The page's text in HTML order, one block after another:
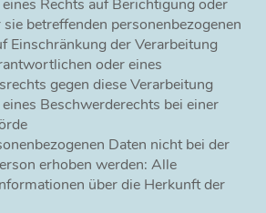
Rechts auf Berichtigung oder
betreffenden personenbezogenen
Einschränkung der Verarbeitung
oder eines
gegen diese Verarbeitung
Beschwerderechts bei einer
Daten nicht bei der
erhoben werden: Alle
über die Herkunft der